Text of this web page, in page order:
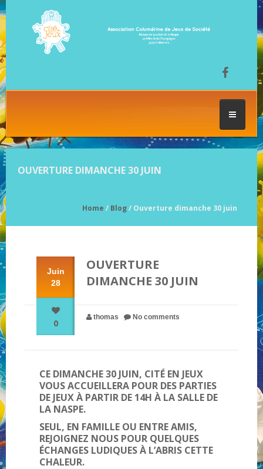
FESTIVAL DU JEU
NOS PARTENAIRES
QUI SOMMES-NOUS ?
NOUS CONTACTER !
OUVERTURE DIMANCHE 30 JUIN
Home / Blog/ Ouverture dimanche 30 juin
Juin
28
0
OUVERTURE
DIMANCHE 30 JUIN
thomas No comments
CE DIMANCHE 30 JUIN, CITÉ EN JEUX
VOUS ACCUEILLERA POUR DES PARTIES
DE JEUX À PARTIR DE 14H À LA SALLE DE
LA NASPE.
SEUL, EN FAMILLE OU ENTRE AMIS,
REJOIGNEZ NOUS POUR QUELQUES
ÉCHANGES LUDIQUES À L’ABRIS CETTE
CHALEUR.